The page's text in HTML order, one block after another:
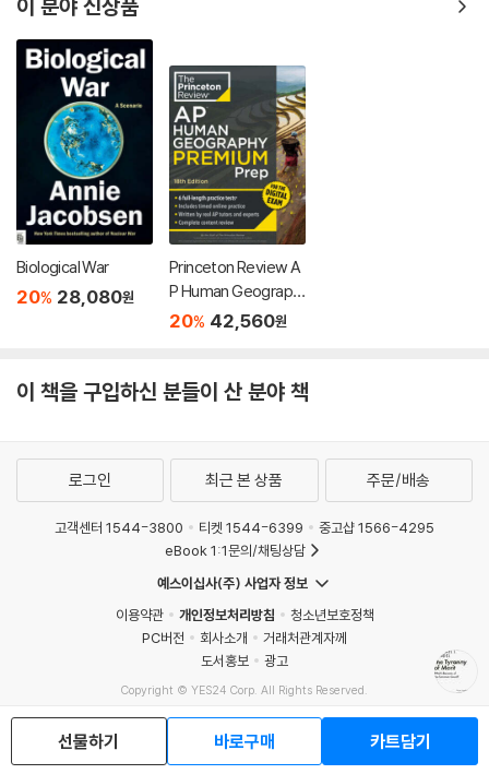
이 분야 신상품
Biological War
20% 28,080원
Princeton Review A
P Human Geograph
y Premium Prep, 18t
tice Online + Conte
20% 42,560원
이 책을 구입하신 분들이 산 분야 책
선물하기 바로구매 카트담기
로그인 최근 본 상품 주문/배송
고객센터 1544-3800 티켓 1544-6399
중고샵 1566-4295
eBook 1:1문의/채팅상담
예스이십사(주) 사업자 정보
이용약관
개인정보처리방침
청소년보호정책
PC버전
회사소개
거래처관계자께
도서홍보
광고
Copyright © YES24 Corp. All Rights Reserved.